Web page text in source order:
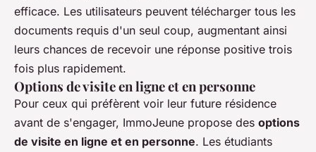
efficace. Les utilisateurs peuvent télécharger tous les
documents requis d'un seul coup, augmentant ainsi
leurs chances de recevoir une réponse positive trois
fois plus rapidement.
Options de visite en ligne et en personne
Pour ceux qui préfèrent voir leur future résidence
avant de s'engager, ImmoJeune propose des options
de visite en ligne et en personne. Les étudiants